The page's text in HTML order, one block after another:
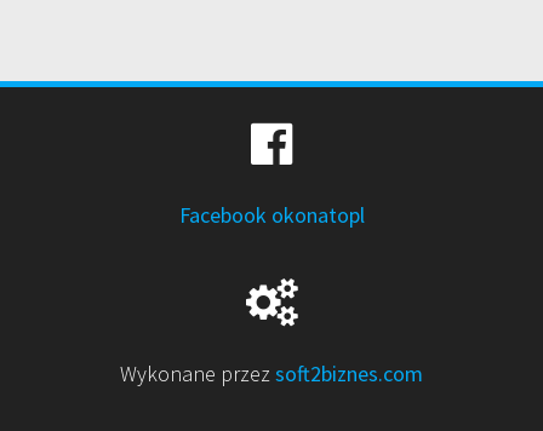
Facebook okonatopl
Wykonane przezsoft2biznes.com